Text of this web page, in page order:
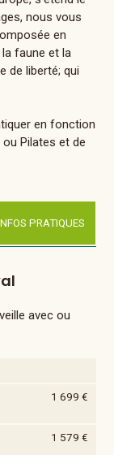
nous vous
en
faune et la
de liberté; qui
en fonction
Pilates et de
PRATIQUES
avec ou
1 699 €
1 579 €